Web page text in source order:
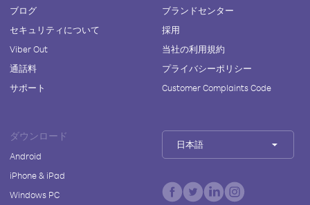
ブログ
セキュリティについて
Viber Out
通話料
サポート
ブランドセンター
採用
当社の利用規約
プライバシーポリシー
Customer Complaints Code
ダウンロード
Android
iPhone & iPad
Windows PC
日本語